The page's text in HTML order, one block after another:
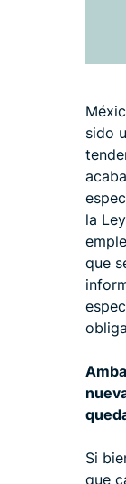
sido
la
que
Si
que